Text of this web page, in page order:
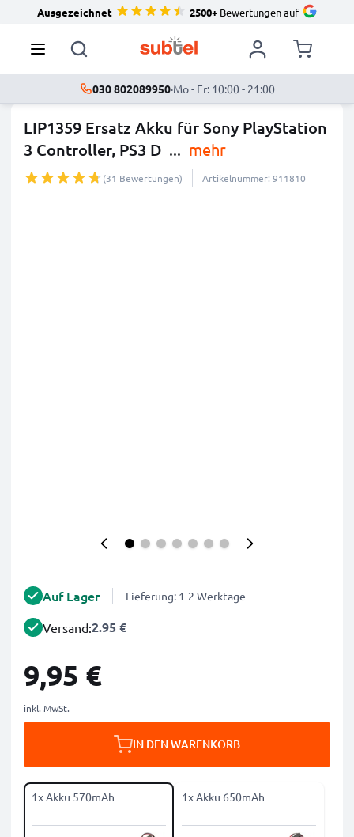
Ausgezeichnet 2500+Bewertungen auf
030 802089950·Mo - Fr: 10:00 - 21:00
LIP1359 Ersatz Akku für Sony PlayStation
3 Controller, PS3 D ... mehr
(31 Bewertungen) Artikelnummer: 911810
Auf Lager Lieferung: 1-2 Werktage
Versand:2.95 €
9,95 €
inkl. MwSt.
IN DEN WARENKORB
1x Akku 570mAh 1x Akku 650mAh